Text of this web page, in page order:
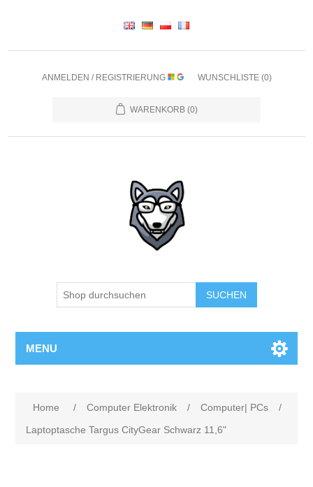
ANMELDEN / REGISTRIERUNG WUNSCHLISTE (0)
WARENKORB (0)
SUCHEN
MENU
Home / Computer Elektronik / Computer| PCs
/
Laptoptasche Targus CityGear Schwarz 11,6"